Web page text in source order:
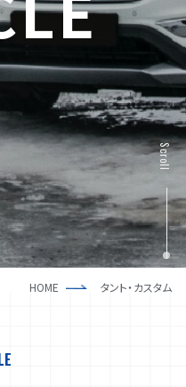
お問い合わせフォーム
用情報
採用情報
Scroll
HOME タント・カスタム